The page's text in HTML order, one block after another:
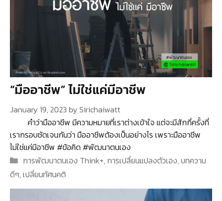
“มืออาชีพ” ไม่ใช่แค่มีอาชีพ
January 19, 2023 bySirichaiwatt
คำว่ามืออาชีพ มีความหมายที่เราต่างเข้าใจ แต่จะมีสักกี่ครั้งที่
เรากรอบชัดเจนกันว่า มืออาชีพต้องเป็นอย่างไร เพราะมืออาชีพ
ไม่ใช่แค่มีอาชีพ #ข้อคิด #พัฒนาตนเอง
Categories
การพัฒนาตนเอง Think+, การเปลี่ยนแปลงตัวเอง,บทความ
ดีๆ,เปลี่ยนทัศนคติ